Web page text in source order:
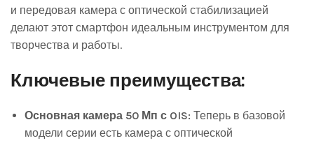
и передовая камера с оптической стабилизацией
делают этот смартфон идеальным инструментом для
творчества и работы.
Ключевые преимущества:
Основная камера 50 Мп с OIS: Теперь в базовой
модели серии есть камера с оптической